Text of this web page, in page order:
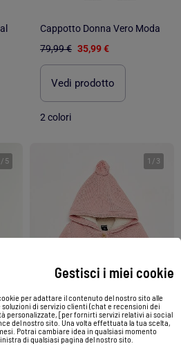
Gestisci i miei cookie
per adattare il contenuto del nostro sito alle
di servizio clienti (chat e recensioni dei
personalizzate, [per fornirti servizi relativi ai social
del nostro sito. Una volta effettuata la tua scelta,
Potrai cambiare idea in qualsiasi momento
di qualsiasi pagina del nostro sito.
Cappotto Donna Vero Moda
79,99 € 35,99 €
Vedi prodotto
2 colori
/ 5 1 / 3